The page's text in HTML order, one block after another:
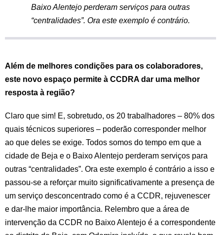
Baixo Alentejo perderam serviços para outras
“centralidades”. Ora este exemplo é contrário.
Além de melhores condições para os colaboradores,
este novo espaço permite à CCDRA dar uma melhor
resposta à região?
Claro que sim! E, sobretudo, os 20 trabalhadores – 80% dos
quais técnicos superiores – poderão corresponder melhor
ao que deles se exige. Todos somos do tempo em que a
cidade de Beja e o Baixo Alentejo perderam serviços para
outras “centralidades”. Ora este exemplo é contrário a isso e
passou-se a reforçar muito significativamente a presença de
um serviço desconcentrado como é a CCDR, rejuvenescer
e dar-lhe maior importância. Relembro que a área de
intervenção da CCDR no Baixo Alentejo é a correspondente